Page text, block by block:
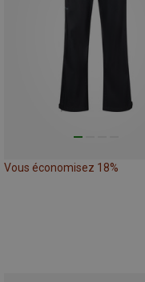
Vous économisez 18%